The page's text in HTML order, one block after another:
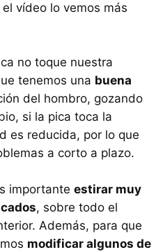
vídeo lo vemos más
no toque nuestra
tenemos una buena
del hombro, gozando
si la pica toca la
es reducida, por lo que
a corto a plazo.
importante estirar muy
, sobre todo el
Además, para que
modificar algunos de